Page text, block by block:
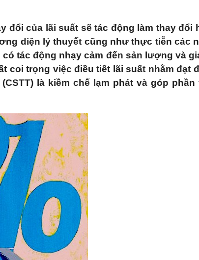
đổi của lãi suất sẽ tác động làm thay đổi
diện lý thuyết cũng như thực tiễn các
tác động nhạy cảm đến sản lượng và
coi trọng việc điều tiết lãi suất nhằm đạt
là kiềm chế lạm phát và góp phần